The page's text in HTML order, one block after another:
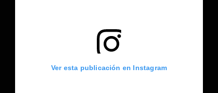
Ver esta publicación en Instagram